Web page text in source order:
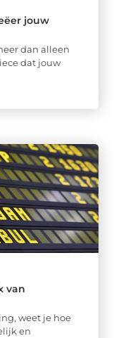
jouw
dan alleen
dat jouw
van
weet je hoe
en